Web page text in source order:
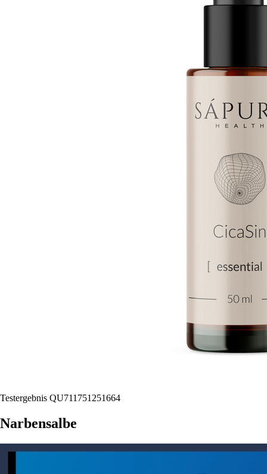
Testergebnis QU711751251664
Narbensalbe